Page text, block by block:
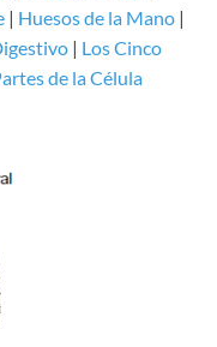
| Huesos de la Mano|
| Los Cinco
de la Célula